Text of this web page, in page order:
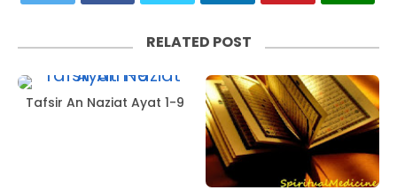
RELATED POST
Tafsir An Naziat Ayat 1-9